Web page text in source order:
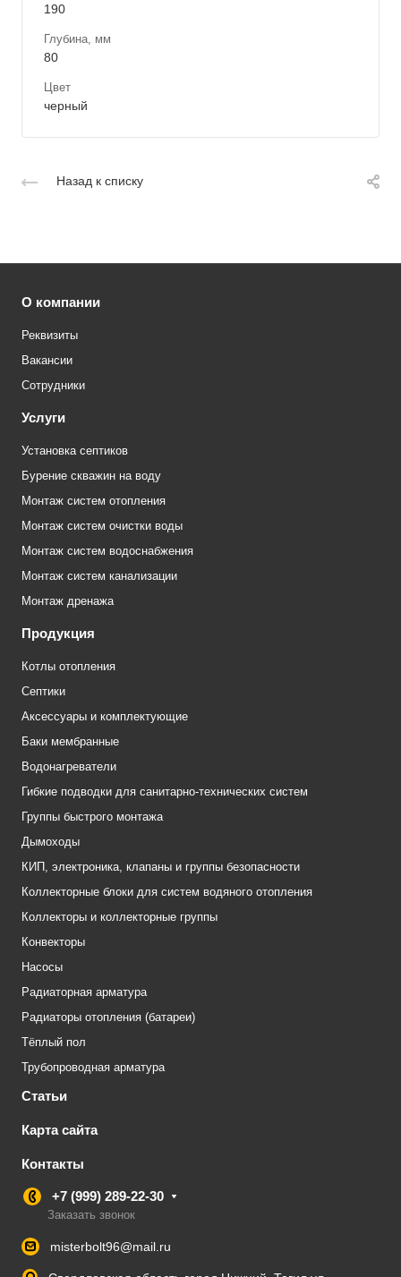
190
Глубина, мм
80
Цвет
черный
Назад к списку
О компании
Реквизиты
Вакансии
Сотрудники
Услуги
Установка септиков
Бурение скважин на воду
Монтаж систем отопления
Монтаж систем очистки воды
Монтаж систем водоснабжения
Монтаж систем канализации
Монтаж дренажа
Продукция
Котлы отопления
Септики
Аксессуары и комплектующие
Баки мембранные
Водонагреватели
Гибкие подводки для санитарно-технических систем
Группы быстрого монтажа
Дымоходы
КИП, электроника, клапаны и группы безопасности
Коллекторные блоки для систем водяного отопления
Коллекторы и коллекторные группы
Конвекторы
Насосы
Радиаторная арматура
Радиаторы отопления (батареи)
Тёплый пол
Трубопроводная арматура
Статьи
Карта сайта
Контакты
+7 (999) 289-22-30
Заказать звонок
misterbolt96@mail.ru